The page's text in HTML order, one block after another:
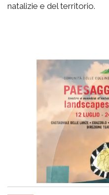
natalizie e del territorio.